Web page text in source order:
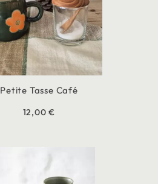
Petite Tasse Café
12,00 €